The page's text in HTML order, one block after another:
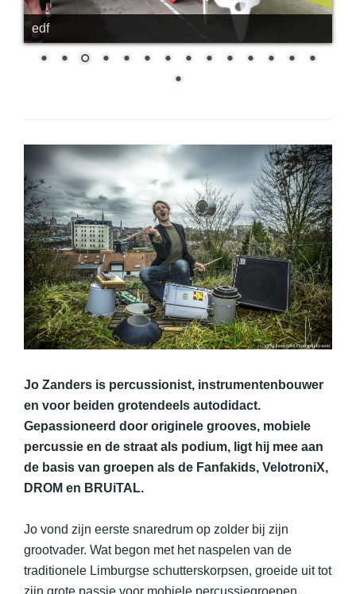
en voor beiden grotendeels autodidact.
Gepassioneerd door originele grooves, mobiele
percussie en de straat als podium, ligt hij mee aan
de basis van groepen als de Fanfakids, VelotroniX,
DROM en BRUiTAL.
grootvader. Wat begon met het naspelen van de
traditionele Limburgse schutterskorpsen, groeide uit tot
zijn grote passie voor mobiele percussiegroepen.